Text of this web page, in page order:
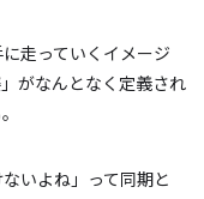
走っていくイメージ
がなんとなく定義され
いよね」って同期と